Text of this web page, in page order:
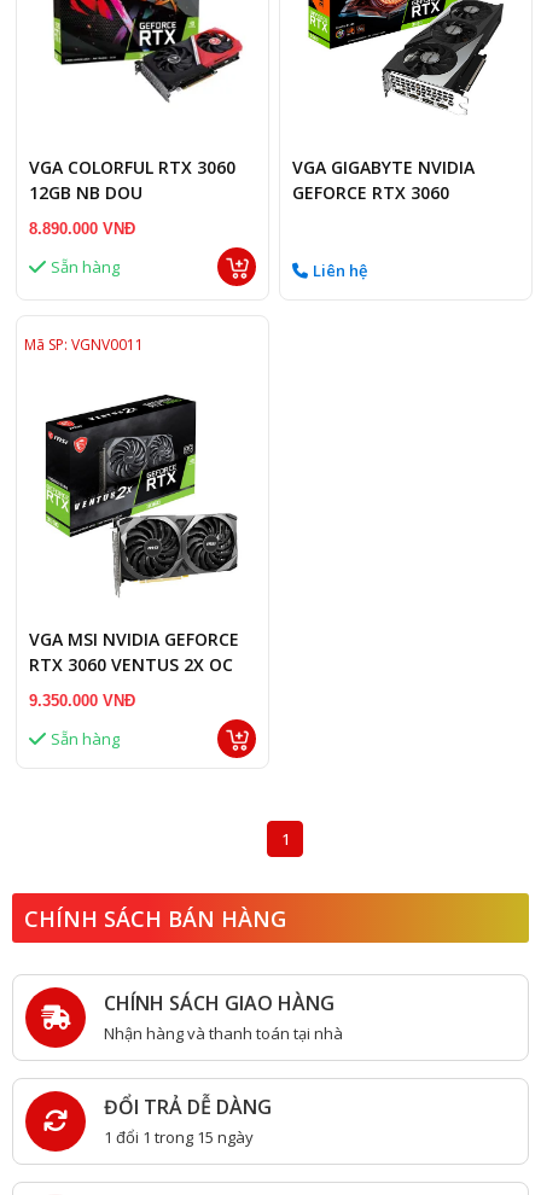
VGA COLORFUL RTX 3060
12GB NB DOU
8.890.000 VNĐ
Sẵn hàng
VGA GIGABYTE NVIDIA
GEFORCE RTX 3060
Liên hệ
Mã SP: VGNV0011
VGA MSI NVIDIA GEFORCE
RTX 3060 VENTUS 2X OC
12GB
9.350.000 VNĐ
Sẵn hàng
1
CHÍNH SÁCH BÁN HÀNG
CHÍNH SÁCH GIAO HÀNG
Nhận hàng và thanh toán tại nhà
ĐỔI TRẢ DỄ DÀNG
1 đổi 1 trong 15 ngày